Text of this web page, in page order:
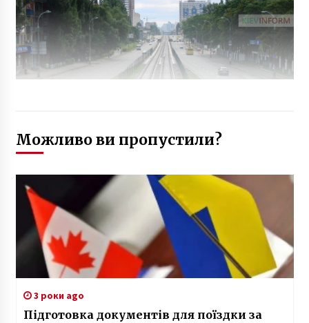
Можливо ви пропустили?
3 роки ago
Підготовка документів для поїздки за